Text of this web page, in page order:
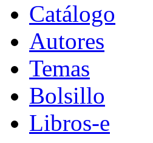
Catálogo
Autores
Temas
Bolsillo
Libros-e